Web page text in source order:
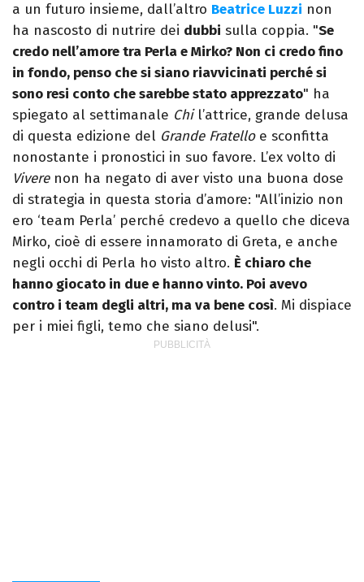
a un futuro insieme, dall’altro Beatrice Luzzi non
ha nascosto di nutrire dei dubbi sulla coppia. "Se
credo nell’amore tra Perla e Mirko? Non ci credo fino
in fondo, penso che si siano riavvicinati perché si
sono resi conto che sarebbe stato apprezzato" ha
spiegato al settimanale Chil’attrice, grande delusa
di questa edizione del Grande Fratelloe sconfitta
nonostante i pronostici in suo favore. L’ex volto di
Viverenon ha negato di aver visto una buona dose
di strategia in questa storia d’amore: "All’inizio non
ero ‘team Perla’ perché credevo a quello che diceva
Mirko, cioè di essere innamorato di Greta, e anche
negli occhi di Perla ho visto altro. È chiaro che
hanno giocato in due e hanno vinto. Poi avevo
contro i team degli altri, ma va bene così. Mi dispiace
per i miei figli, temo che siano delusi".